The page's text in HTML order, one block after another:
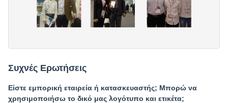
Συχνές Ερωτήσεις
Είστε εμπορική εταιρεία ή κατασκευαστής; Μπορώ να
χρησιμοποιήσω το δικό μας λογότυπο και ετικέτα;